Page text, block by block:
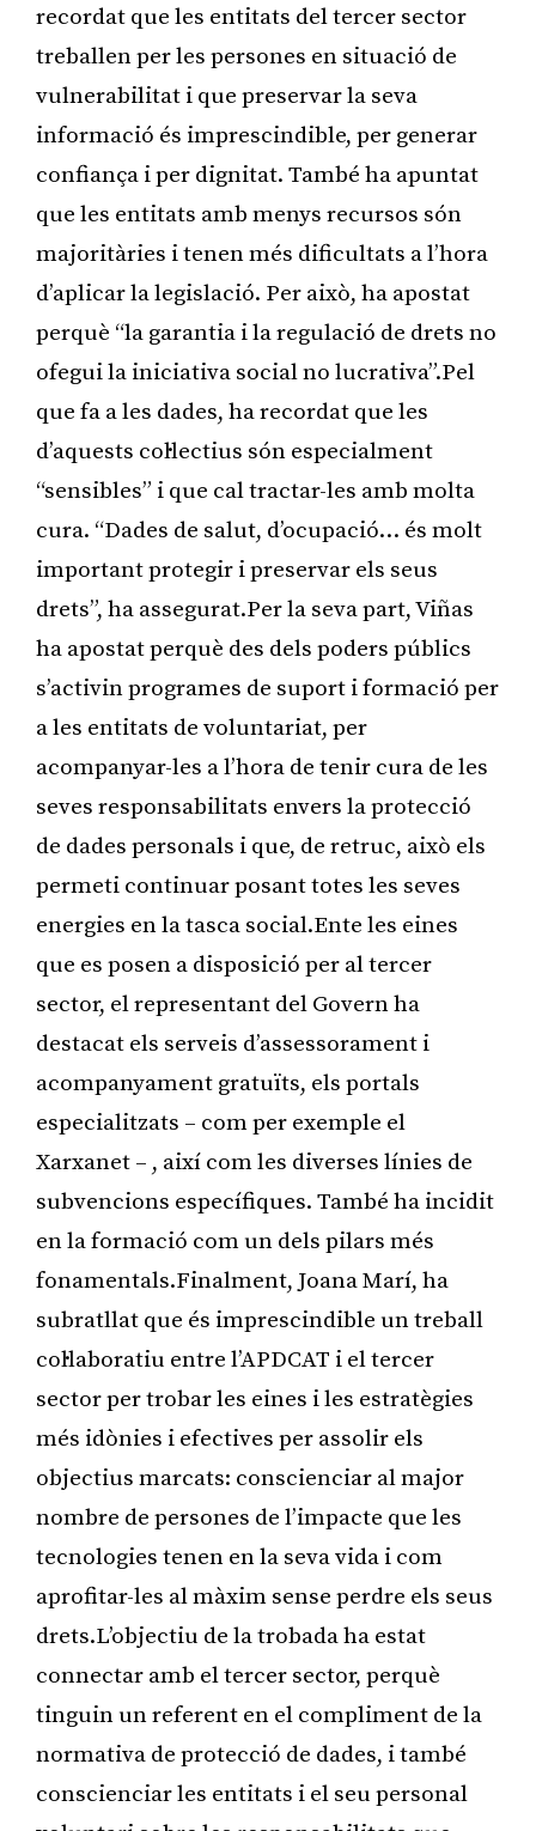
recordat que les entitats del tercer sector
treballen per les persones en situació de
vulnerabilitat i que preservar la seva
informació és imprescindible, per generar
confiança i per dignitat. També ha apuntat
que les entitats amb menys recursos són
majoritàries i tenen més dificultats a l’hora
d’aplicar la legislació. Per això, ha apostat
perquè “la garantia i la regulació de drets no
ofegui la iniciativa social no lucrativa”.Pel
que fa a les dades, ha recordat que les
d’aquests col·lectius són especialment
“sensibles” i que cal tractar-les amb molta
cura. “Dades de salut, d’ocupació… és molt
important protegir i preservar els seus
drets”, ha assegurat.Per la seva part, Viñas
ha apostat perquè des dels poders públics
s’activin programes de suport i formació per
a les entitats de voluntariat, per
acompanyar-les a l’hora de tenir cura de les
seves responsabilitats envers la protecció
de dades personals i que, de retruc, això els
permeti continuar posant totes les seves
energies en la tasca social.Ente les eines
que es posen a disposició per al tercer
sector, el representant del Govern ha
destacat els serveis d’assessorament i
acompanyament gratuïts, els portals
especialitzats – com per exemple el
Xarxanet – , així com les diverses línies de
subvencions específiques. També ha incidit
en la formació com un dels pilars més
fonamentals.Finalment, Joana Marí, ha
subratllat que és imprescindible un treball
col·laboratiu entre l’APDCAT i el tercer
sector per trobar les eines i les estratègies
més idònies i efectives per assolir els
objectius marcats: conscienciar al major
nombre de persones de l’impacte que les
tecnologies tenen en la seva vida i com
aprofitar-les al màxim sense perdre els seus
drets.L’objectiu de la trobada ha estat
connectar amb el tercer sector, perquè
tinguin un referent en el compliment de la
normativa de protecció de dades, i també
conscienciar les entitats i el seu personal